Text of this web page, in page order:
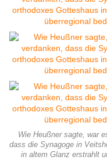
Wie Heußner sagte, war
dass die Synagoge in
in altem Glanz erstrahlt